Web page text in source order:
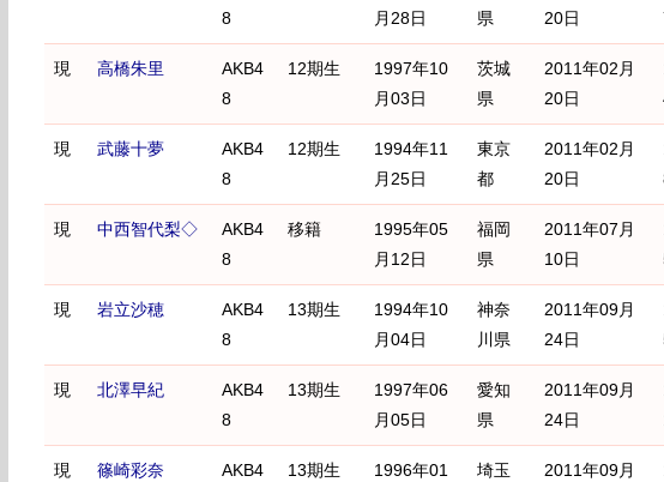
8
月28日
県
20日
現 高橋朱里
AKB4
8
12期生
1997年10
月03日
茨城
県
2011年02月
20日
現 武藤十夢
AKB4
8
12期生
1994年11
月25日
東京
都
2011年02月
20日
現 中西智代梨◇
AKB4
8
移籍
1995年05
月12日
福岡
県
2011年07月
10日
現 岩立沙穂
AKB4
8
13期生
1994年10
月04日
神奈
川県
2011年09月
24日
現 北澤早紀
AKB4
8
13期生
1997年06
月05日
愛知
県
2011年09月
24日
現 篠崎彩奈
AKB4
13期生
1996年01
埼玉
2011年09月